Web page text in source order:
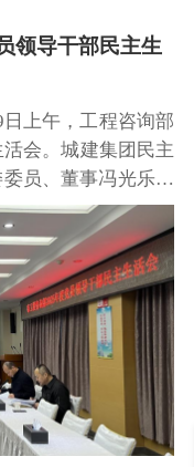
领导干部民主生
上午，工程咨询部
会。城建集团民主
员、董事冯光乐到
经理陈光前参加督
持会议并作总结。
重视。会前，领导
展集中学习，围绕
书记考察湖北系列
见建议，坦诚进行
反面典型案例深入